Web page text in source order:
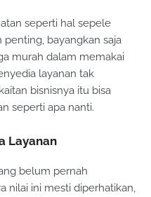
seperti hal sepele
bayangkan saja
murah dalam memakai
layanan tak
bisnisnya itu bisa
seperti apa nanti.
Layanan
belum pernah
nilai ini mesti diperhatikan,